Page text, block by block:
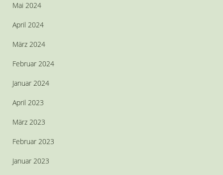
Mai 2024
April 2024
März 2024
Februar 2024
Januar 2024
April 2023
März 2023
Februar 2023
Januar 2023